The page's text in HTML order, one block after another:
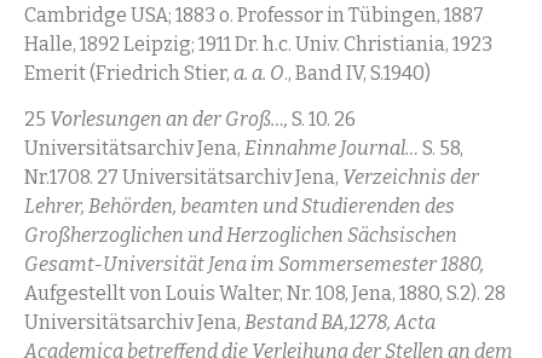
Cambridge USA; 1883 o. Professor in Tübingen, 1887
Halle, 1892 Leipzig; 1911 Dr. h.c. Univ. Christiania, 1923
Emerit (Friedrich Stier, a. a. O., Band IV, S.1940)
25 Vorlesungen an der Groß…, S. 10. 26
Universitätsarchiv Jena, Einnahme Journal… S. 58,
Nr.1708. 27 Universitätsarchiv Jena, Verzeichnis der
Lehrer, Behörden, beamten und Studierenden des
Großherzoglichen und Herzoglichen Sächsischen
Gesamt-Universität Jena im Sommersemester 1880,
Aufgestellt von Louis Walter, Nr. 108, Jena, 1880, S.2). 28
Universitätsarchiv Jena, Bestand BA,1278, Acta
Academica betreffend die Verleihung der Stellen an dem